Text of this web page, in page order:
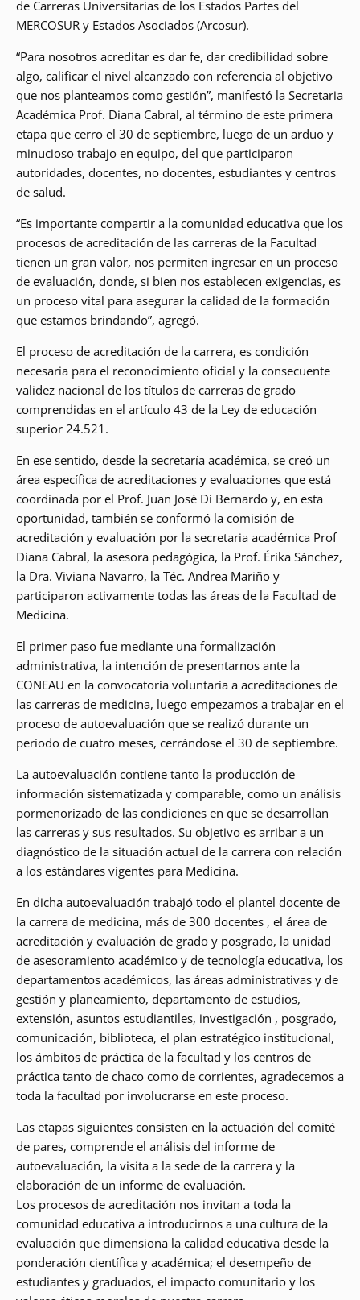
de Carreras Universitarias de los Estados Partes del
MERCOSUR y Estados Asociados (Arcosur).
“Para nosotros acreditar es dar fe, dar credibilidad sobre
algo, calificar el nivel alcanzado con referencia al objetivo
que nos planteamos como gestión”, manifestó la Secretaria
Académica Prof. Diana Cabral, al término de este primera
etapa que cerro el 30 de septiembre, luego de un arduo y
minucioso trabajo en equipo, del que participaron
autoridades, docentes, no docentes, estudiantes y centros
de salud.
“Es importante compartir a la comunidad educativa que los
procesos de acreditación de las carreras de la Facultad
tienen un gran valor, nos permiten ingresar en un proceso
de evaluación, donde, si bien nos establecen exigencias, es
un proceso vital para asegurar la calidad de la formación
que estamos brindando”, agregó.
El proceso de acreditación de la carrera, es condición
necesaria para el reconocimiento oficial y la consecuente
validez nacional de los títulos de carreras de grado
comprendidas en el artículo 43 de la Ley de educación
superior 24.521.
En ese sentido, desde la secretaría académica, se creó un
área específica de acreditaciones y evaluaciones que está
coordinada por el Prof. Juan José Di Bernardo y, en esta
oportunidad, también se conformó la comisión de
acreditación y evaluación por la secretaria académica Prof
Diana Cabral, la asesora pedagógica, la Prof. Érika Sánchez,
la Dra. Viviana Navarro, la Téc. Andrea Mariño y
participaron activamente todas las áreas de la Facultad de
Medicina.
El primer paso fue mediante una formalización
administrativa, la intención de presentarnos ante la
CONEAU en la convocatoria voluntaria a acreditaciones de
las carreras de medicina, luego empezamos a trabajar en el
proceso de autoevaluación que se realizó durante un
período de cuatro meses, cerrándose el 30 de septiembre.
La autoevaluación contiene tanto la producción de
información sistematizada y comparable, como un análisis
pormenorizado de las condiciones en que se desarrollan
las carreras y sus resultados. Su objetivo es arribar a un
diagnóstico de la situación actual de la carrera con relación
a los estándares vigentes para Medicina.
En dicha autoevaluación trabajó todo el plantel docente de
la carrera de medicina, más de 300 docentes , el área de
acreditación y evaluación de grado y posgrado, la unidad
de asesoramiento académico y de tecnología educativa, los
departamentos académicos, las áreas administrativas y de
gestión y planeamiento, departamento de estudios,
extensión, asuntos estudiantiles, investigación , posgrado,
comunicación, biblioteca, el plan estratégico institucional,
los ámbitos de práctica de la facultad y los centros de
práctica tanto de chaco como de corrientes, agradecemos a
toda la facultad por involucrarse en este proceso.
Las etapas siguientes consisten en la actuación del comité
de pares, comprende el análisis del informe de
autoevaluación, la visita a la sede de la carrera y la
elaboración de un informe de evaluación.
Los procesos de acreditación nos invitan a toda la
comunidad educativa a introducirnos a una cultura de la
evaluación que dimensiona la calidad educativa desde la
ponderación científica y académica; el desempeño de
estudiantes y graduados, el impacto comunitario y los